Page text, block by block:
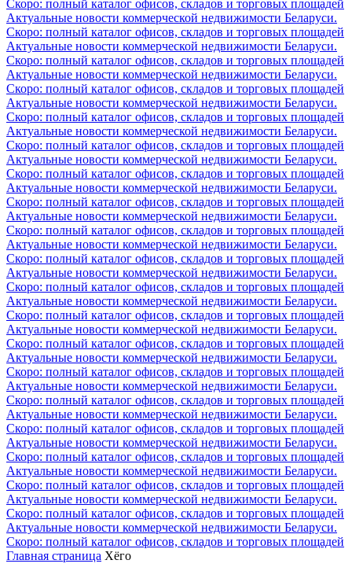
Скоро: полный каталог офисов, складов и торговых площадей
Актуальные новости коммерческой недвижимости Беларуси.
Скоро: полный каталог офисов, складов и торговых площадей
Актуальные новости коммерческой недвижимости Беларуси.
Скоро: полный каталог офисов, складов и торговых площадей
Актуальные новости коммерческой недвижимости Беларуси.
Скоро: полный каталог офисов, складов и торговых площадей
Актуальные новости коммерческой недвижимости Беларуси.
Скоро: полный каталог офисов, складов и торговых площадей
Актуальные новости коммерческой недвижимости Беларуси.
Скоро: полный каталог офисов, складов и торговых площадей
Актуальные новости коммерческой недвижимости Беларуси.
Скоро: полный каталог офисов, складов и торговых площадей
Актуальные новости коммерческой недвижимости Беларуси.
Скоро: полный каталог офисов, складов и торговых площадей
Актуальные новости коммерческой недвижимости Беларуси.
Скоро: полный каталог офисов, складов и торговых площадей
Актуальные новости коммерческой недвижимости Беларуси.
Скоро: полный каталог офисов, складов и торговых площадей
Актуальные новости коммерческой недвижимости Беларуси.
Скоро: полный каталог офисов, складов и торговых площадей
Актуальные новости коммерческой недвижимости Беларуси.
Скоро: полный каталог офисов, складов и торговых площадей
Актуальные новости коммерческой недвижимости Беларуси.
Скоро: полный каталог офисов, складов и торговых площадей
Актуальные новости коммерческой недвижимости Беларуси.
Скоро: полный каталог офисов, складов и торговых площадей
Актуальные новости коммерческой недвижимости Беларуси.
Скоро: полный каталог офисов, складов и торговых площадей
Актуальные новости коммерческой недвижимости Беларуси.
Скоро: полный каталог офисов, складов и торговых площадей
Актуальные новости коммерческой недвижимости Беларуси.
Скоро: полный каталог офисов, складов и торговых площадей
Актуальные новости коммерческой недвижимости Беларуси.
Скоро: полный каталог офисов, складов и торговых площадей
Актуальные новости коммерческой недвижимости Беларуси.
Скоро: полный каталог офисов, складов и торговых площадей
Актуальные новости коммерческой недвижимости Беларуси.
Скоро: полный каталог офисов, складов и торговых площадей
Главная страница Хёго